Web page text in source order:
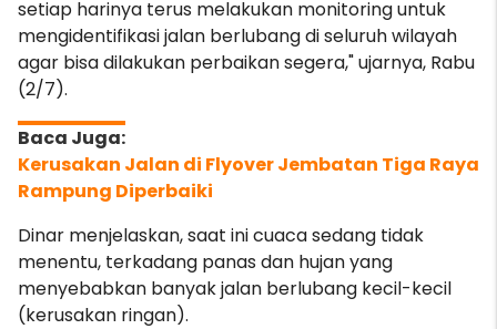
setiap harinya terus melakukan monitoring untuk
mengidentifikasi jalan berlubang di seluruh wilayah
agar bisa dilakukan perbaikan segera," ujarnya, Rabu
(2/7).
Kerusakan Jalan di Flyover Jembatan Tiga Raya
Rampung Diperbaiki
Dinar menjelaskan, saat ini cuaca sedang tidak
menentu, terkadang panas dan hujan yang
menyebabkan banyak jalan berlubang kecil-kecil
(kerusakan ringan).